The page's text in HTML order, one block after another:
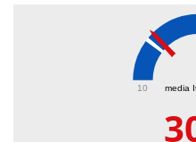
media
10